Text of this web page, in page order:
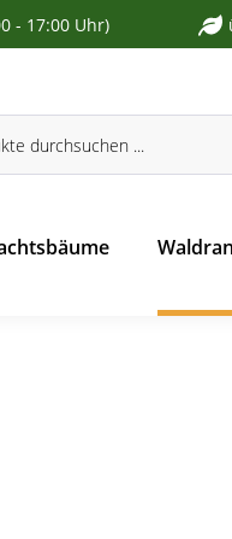
- 17:00 Uhr)